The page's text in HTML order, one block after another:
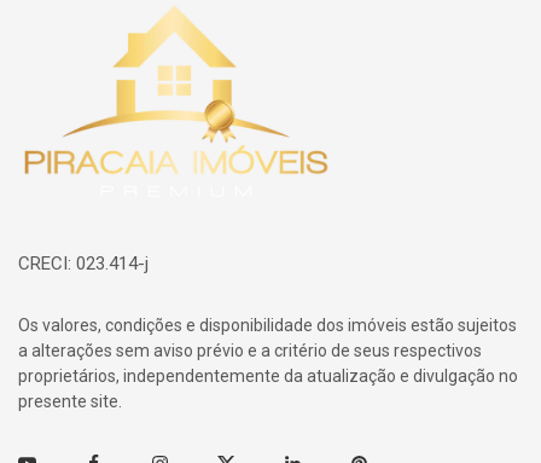
Página inicial
CRECI: 023.414-j
Os valores, condições e disponibilidade dos imóveis estão sujeitos
a alterações sem aviso prévio e a critério de seus respectivos
proprietários, independentemente da atualização e divulgação no
presente site.